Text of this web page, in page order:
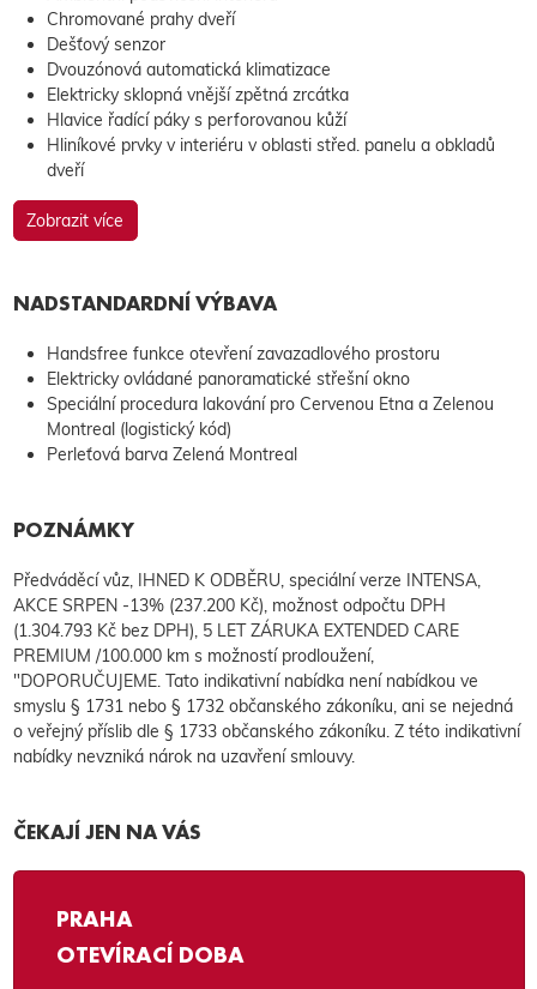
Chromované prahy dveří
Dešťový senzor
Dvouzónová automatická klimatizace
Elektricky sklopná vnější zpětná zrcátka
Hlavice řadící páky s perforovanou kůží
Hliníkové prvky v interiéru v oblasti střed. panelu a obkladů
dveří
Zobrazit více
NADSTANDARDNÍ VÝBAVA
Handsfree funkce otevření zavazadlového prostoru
Elektricky ovládané panoramatické střešní okno
Speciální procedura lakování pro Cervenou Etna a Zelenou
Montreal (logistický kód)
Perleťová barva Zelená Montreal
POZNÁMKY
Předváděcí vůz, IHNED K ODBĚRU, speciální verze INTENSA,
AKCE SRPEN -13% (237.200 Kč), možnost odpočtu DPH
(1.304.793 Kč bez DPH), 5 LET ZÁRUKA EXTENDED CARE
PREMIUM /100.000 km s možností prodloužení,
"DOPORUČUJEME. Tato indikativní nabídka není nabídkou ve
smyslu § 1731 nebo § 1732 občanského zákoníku, ani se nejedná
o veřejný příslib dle § 1733 občanského zákoníku. Z této indikativní
nabídky nevzniká nárok na uzavření smlouvy.
ČEKAJÍ JEN NA VÁS
PRAHA
OTEVÍRACÍ DOBA